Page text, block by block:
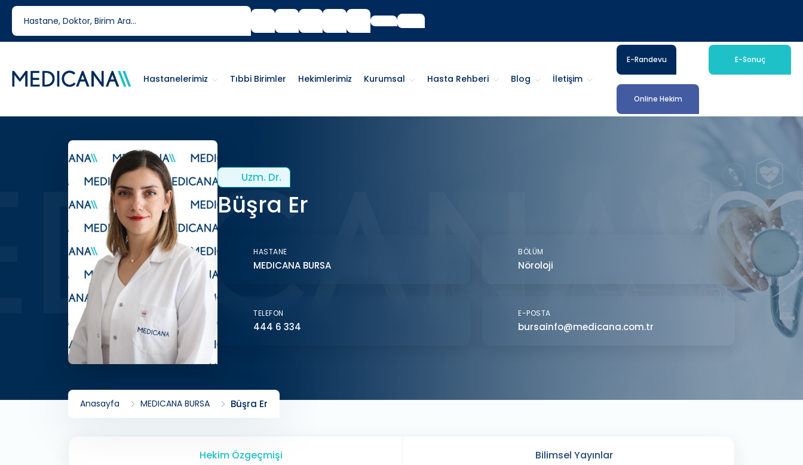
444 6 334
Tıbbi Birimler Hekimlerimiz Kurumsal Hasta Rehberi Blog İletişim
Hastanelerimiz
E-Randevu E-Sonuç
Online Hekim
Uzm. Dr.
Büşra Er
HASTANE
MEDICANA BURSA
BÖLÜM
Nöroloji
TELEFON
444 6 334
E-POSTA
bursainfo@medicana.com.tr
Anasayfa MEDICANA BURSA Büşra Er
Hekim Özgeçmişi Bilimsel Yayınlar